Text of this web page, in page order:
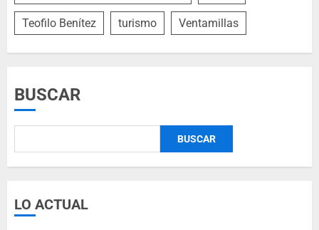
Teofilo Benítez turismo Ventamillas
BUSCAR
BUSCAR
LO ACTUAL